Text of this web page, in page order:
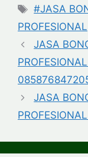
Tags
#JASA
PROFESIONAL
JASA
JASA